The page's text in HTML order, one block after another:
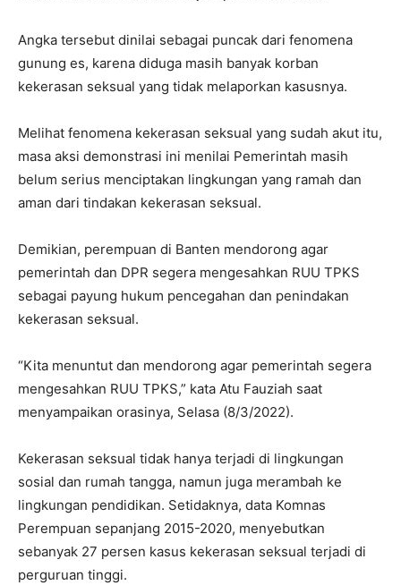
Angka tersebut dinilai sebagai puncak dari fenomena
gunung es, karena diduga masih banyak korban
kekerasan seksual yang tidak melaporkan kasusnya.
Melihat fenomena kekerasan seksual yang sudah akut itu,
masa aksi demonstrasi ini menilai Pemerintah masih
belum serius menciptakan lingkungan yang ramah dan
aman dari tindakan kekerasan seksual.
Demikian, perempuan di Banten mendorong agar
pemerintah dan DPR segera mengesahkan RUU TPKS
sebagai payung hukum pencegahan dan penindakan
kekerasan seksual.
“Kita menuntut dan mendorong agar pemerintah segera
mengesahkan RUU TPKS,” kata Atu Fauziah saat
menyampaikan orasinya, Selasa (8/3/2022).
Kekerasan seksual tidak hanya terjadi di lingkungan
sosial dan rumah tangga, namun juga merambah ke
lingkungan pendidikan. Setidaknya, data Komnas
Perempuan sepanjang 2015-2020, menyebutkan
sebanyak 27 persen kasus kekerasan seksual terjadi di
perguruan tinggi.